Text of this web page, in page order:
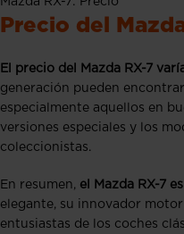
Precio del
El precio del Mazda RX-7
generación pueden
especialmente aquellos en
versiones especiales y los
coleccionistas.
En resumen, el Mazda RX-7
elegante, su innovador
entusiastas de los coches